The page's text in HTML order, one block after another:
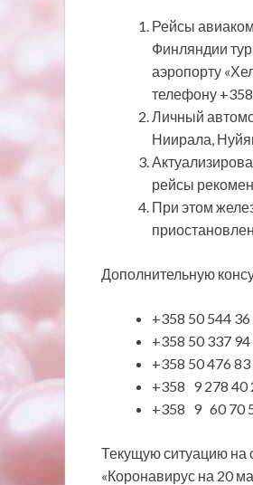
Рейсы
Финляндии
аэропорту
телефону +358
Личный
Ниирала,
рейсы
При этом
Дополнительную
+358 50 544 36
+358 50 337 94
+358 50 476 83
+358 9 278 40
+358 9 60 70
Текущую ситуацию на
«Коронавирус на 20